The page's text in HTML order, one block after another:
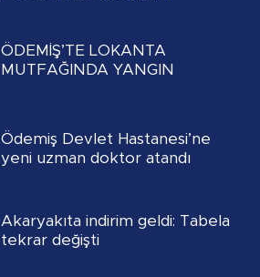
ÖDEMİŞ’TE LOKANTA
MUTFAĞINDA YANGIN
Ödemiş Devlet Hastanesi’ne
yeni uzman doktor atandı
Akaryakıta indirim geldi: Tabela
tekrar değişti